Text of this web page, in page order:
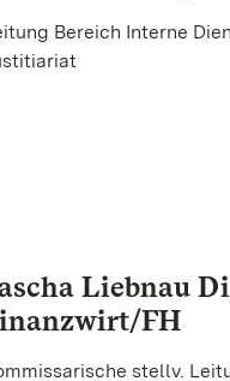
Bereich Interne
Liebnau
FH
stellv.